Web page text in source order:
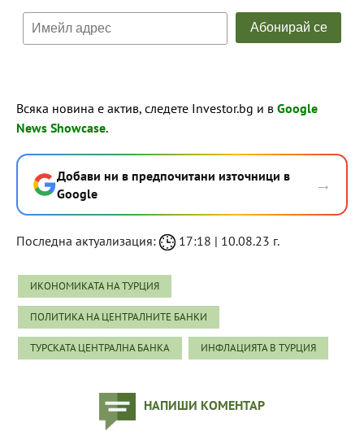
Всяка новина е актив, следете Investor.bg и в Google
News Showcase.
Добави ни в предпочитани източници в
Google
→
Последна актуализация: 17:18 | 10.08.23 г.
ИКОНОМИКАТА НА ТУРЦИЯ
ПОЛИТИКА НА ЦЕНТРАЛНИТЕ БАНКИ
ТУРСКАТА ЦЕНТРАЛНА БАНКА ИНФЛАЦИЯТА В ТУРЦИЯ
НАПИШИ КОМЕНТАР